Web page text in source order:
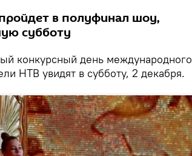
в полуфинал шоу,
субботу
конкурсный день международного
НТВ увидят в субботу, 2 декабря.